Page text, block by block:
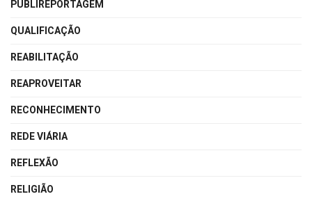
PUBLIREPORTAGEM
QUALIFICAÇÃO
REABILITAÇÃO
REAPROVEITAR
RECONHECIMENTO
REDE VIÁRIA
REFLEXÃO
RELIGIÃO